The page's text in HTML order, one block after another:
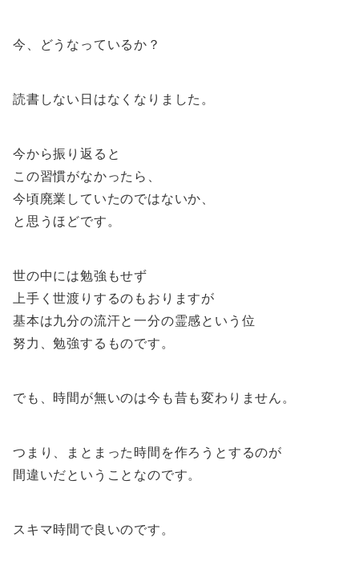
今、どうなっているか？
読書しない日はなくなりました。
今から振り返ると
この習慣がなかったら、
今頃廃業していたのではないか、
と思うほどです。
世の中には勉強もせず
上手く世渡りするのもおりますが
基本は九分の流汗と一分の霊感という位
努力、勉強するものです。
でも、時間が無いのは今も昔も変わりません。
つまり、まとまった時間を作ろうとするのが
間違いだということなのです。
スキマ時間で良いのです。